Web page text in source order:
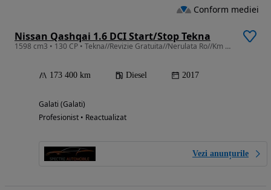
Nissan Qashqai 1.6 DCI Start/Stop Tekna
1598 cm3 • 130 CP • Tekna//Revizie Gratuita//Nerulata Ro//Km Certificati//Garantie
173 400 km Diesel 2017
Galati (Galati)
Profesionist • Reactualizat
Vezi anunțurile
Conform mediei